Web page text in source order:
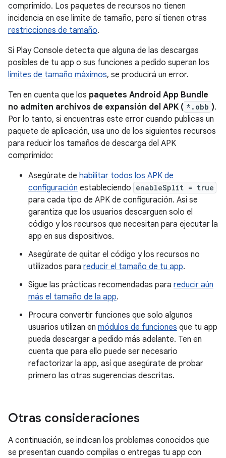
comprimido. Los paquetes de recursos no tienen
incidencia en ese límite de tamaño, pero sí tienen otras
restricciones de tamaño.
Si Play Console detecta que alguna de las descargas
posibles de tu app o sus funciones a pedido superan los
límites de tamaño máximos, se producirá un error.
Ten en cuenta que los paquetes Android App Bundle
no admiten archivos de expansión del APK ( *.obb ).
Por lo tanto, si encuentras este error cuando publicas un
paquete de aplicación, usa uno de los siguientes recursos
para reducir los tamaños de descarga del APK
comprimido:
Asegúrate de habilitar todos los APK de
configuración estableciendo enableSplit = true
para cada tipo de APK de configuración. Así se
garantiza que los usuarios descarguen solo el
código y los recursos que necesitan para ejecutar la
app en sus dispositivos.
Asegúrate de quitar el código y los recursos no
utilizados para reducir el tamaño de tu app.
Sigue las prácticas recomendadas para reducir aún
más el tamaño de la app.
Procura convertir funciones que solo algunos
usuarios utilizan en módulos de funciones que tu app
pueda descargar a pedido más adelante. Ten en
cuenta que para ello puede ser necesario
refactorizar la app, así que asegúrate de probar
primero las otras sugerencias descritas.
Otras consideraciones
A continuación, se indican los problemas conocidos que
se presentan cuando compilas o entregas tu app con